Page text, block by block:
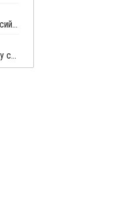
ЕС не стал снижать ввозные пошлины на российские удобрения
"Светлогорск­Химволокно" расширяет линейку соэкструзионных пленок